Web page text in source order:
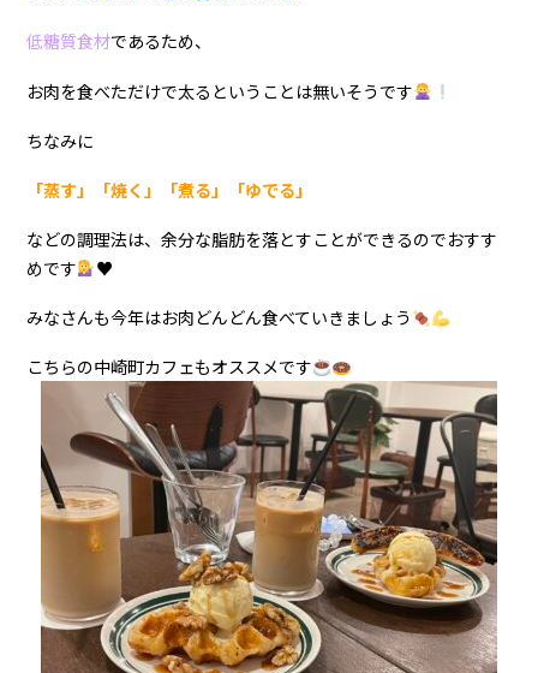
低糖質食材であるため、
お肉を食べただけで太るということは無いそうです
ちなみに
「蒸す」「焼く」「煮る」「ゆでる」
などの調理法は、余分な脂肪を落とすことができるのでおすす
めです
♥
みなさんも今年はお肉どんどん食べていきましょう
こちらの中崎町カフェもオススメです